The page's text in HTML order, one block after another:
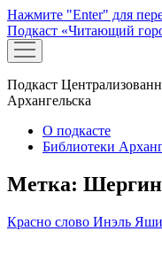
Нажмите "Enter" для
Подкаст «Читающий
открыть
меню
Подкаст
Архангельска
О подкасте
Библиотеки
Метка:
Красно слово Инэль